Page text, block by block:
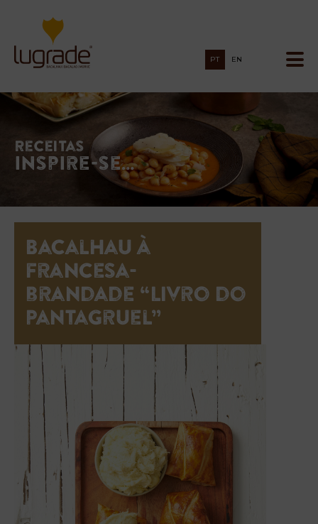
PT EN
Receitas
Inspire-se…
Bacalhau à
francesa-
brandade “Livro do
Pantagruel”